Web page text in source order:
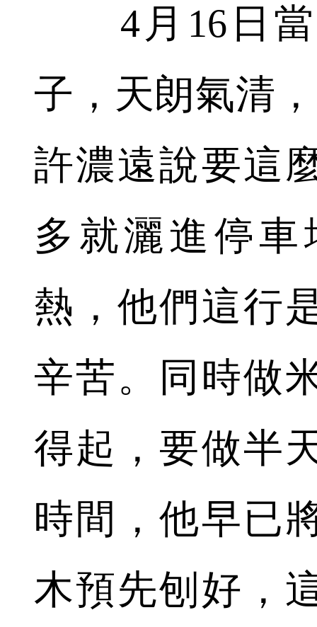
4月16日當
子，天朗氣清
許濃遠說要這
多就灑進停
熱，他們這行
辛苦。同時做
得起，要做半
時間，他早已
木預先刨好，